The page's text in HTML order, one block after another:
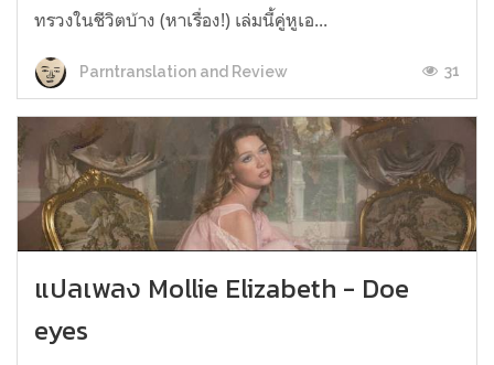
ทรวงในชีวิตบ้าง (หาเรื่อง!) เล่มนี้คู่หูเอ...
Parntranslation and Review 31
แปลเพลง Mollie Elizabeth - Doe
eyes